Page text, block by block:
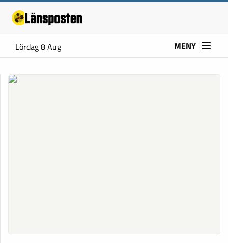
Lördag 8 Aug MENY